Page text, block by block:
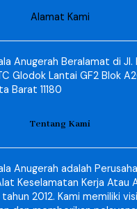
Alamat Kami
Anugerah Beralamat di Jl.
Glodok Lantai GF2 Blok
Barat 11180
Tentang Kami
Anugerah adalah
Keselamatan Kerja Atau
2012. Kami memiliki